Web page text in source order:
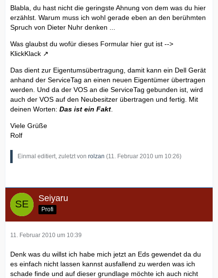
Blabla, du hast nicht die geringste Ahnung von dem was du hier
erzählst. Warum muss ich wohl gerade eben an den berühmten
Spruch von Dieter Nuhr denken ...
Was glaubst du wofür dieses Formular hier gut ist -->
KlickKlack
Das dient zur Eigentumsübertragung, damit kann ein Dell Gerät
anhand der ServiceTag an einen neuen Eigentümer übertragen
werden. Und da der VOS an die ServiceTag gebunden ist, wird
auch der VOS auf den Neubesitzer übertragen und fertig. Mit
deinen Worten: Das ist ein Fakt
Viele Grüße
Rolf
Einmal editiert, zuletzt von rolzan (11. Februar 2010 um 10:26)
Seiyaru
Profi
11. Februar 2010 um 10:39
Denk was du willst ich habe mich jetzt an Eds gewendet da du
es einfach nicht lassen kannst ausfallend zu werden was ich
schade finde und auf dieser grundlage möchte ich auch nicht